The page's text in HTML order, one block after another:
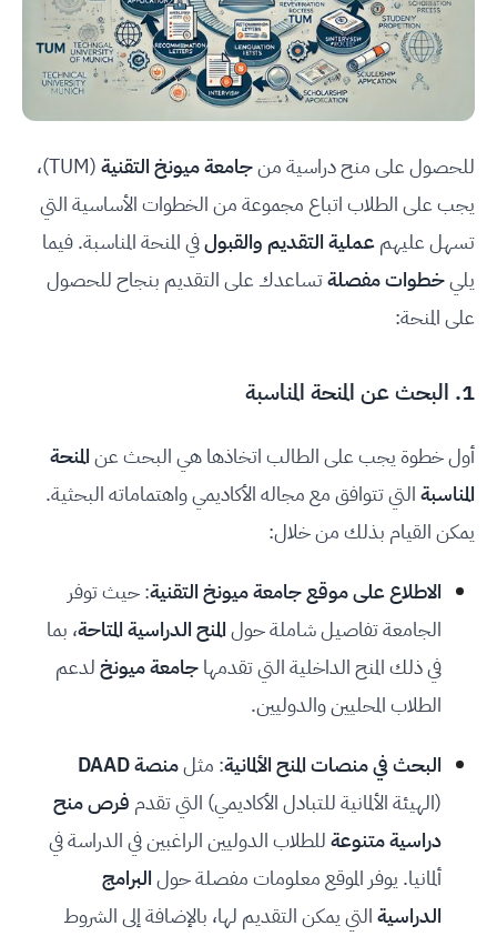
للحصول على منح دراسية منجامعة ميونخ التقنية
(TUM)،
يجب على الطلاب اتباع مجموعة من الخطوات الأساسية التي
تسهل عليهمعملية التقديم والقبولفي المنحة المناسبة. فيما
يليخطوات مفصلةتساعدك على التقديم بنجاح للحصول
على المنحة:
1. البحث عن المنحة المناسبة
أول خطوة يجب على الطالب اتخاذها هي البحث عنالمنحة
المناسبةالتي تتوافق مع مجاله الأكاديمي واهتماماته البحثية.
يمكن القيام بذلك من خلال:
الاطلاع على موقع جامعة ميونخ التقنية: حيث توفر
الجامعة تفاصيل شاملة حولالمنح الدراسية المتاحة، بما
في ذلك المنح الداخلية التي تقدمهاجامعة ميونخلدعم
الطلاب المحليين والدوليين.
البحث في منصات المنح الألمانية: مثلمنصة DAAD
(الهيئة الألمانية للتبادل الأكاديمي) التي تقدم فرص منح
دراسية متنوعةللطلاب الدوليين الراغبين في الدراسة في
ألمانيا. يوفر الموقع معلومات مفصلة حولالبرامج
الدراسيةالتي يمكن التقديم لها، بالإضافة إلى الشروط